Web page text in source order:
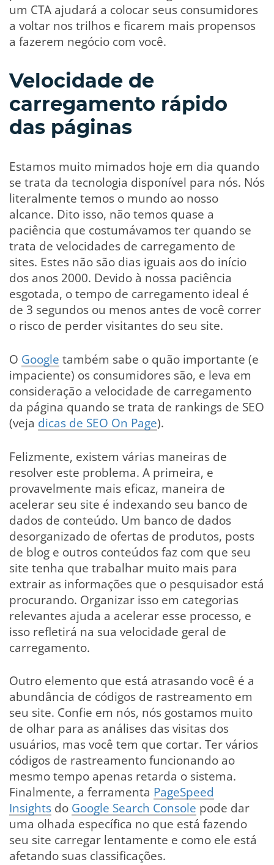
um CTA ajudará a colocar seus consumidores
a voltar nos trilhos e ficarem mais propensos
a fazerem negócio com você.
Velocidade de
carregamento rápido
das páginas
Estamos muito mimados hoje em dia quando
se trata da tecnologia disponível para nós. Nós
literalmente temos o mundo ao nosso
alcance. Dito isso, não temos quase a
paciência que costumávamos ter quando se
trata de velocidades de carregamento de
sites. Estes não são dias iguais aos do início
dos anos 2000. Devido à nossa paciência
esgotada, o tempo de carregamento ideal é
de 3 segundos ou menos antes de você correr
o risco de perder visitantes do seu site.
O Google também sabe o quão importante (e
impaciente) os consumidores são, e leva em
consideração a velocidade de carregamento
da página quando se trata de rankings de SEO
(veja dicas de SEO On Page).
Felizmente, existem várias maneiras de
resolver este problema. A primeira, e
provavelmente mais eficaz, maneira de
acelerar seu site é indexando seu banco de
dados de conteúdo. Um banco de dados
desorganizado de ofertas de produtos, posts
de blog e outros conteúdos faz com que seu
site tenha que trabalhar muito mais para
extrair as informações que o pesquisador está
procurando. Organizar isso em categorias
relevantes ajuda a acelerar esse processo, e
isso refletirá na sua velocidade geral de
carregamento.
Outro elemento que está atrasando você é a
abundância de códigos de rastreamento em
seu site. Confie em nós, nós gostamos muito
de olhar para as análises das visitas dos
usuários, mas você tem que cortar. Ter vários
códigos de rastreamento funcionando ao
mesmo tempo apenas retarda o sistema.
Finalmente, a ferramenta PageSpeed
Insights do Google Search Console pode dar
uma olhada específica no que está fazendo
seu site carregar lentamente e como ele está
afetando suas classificações.